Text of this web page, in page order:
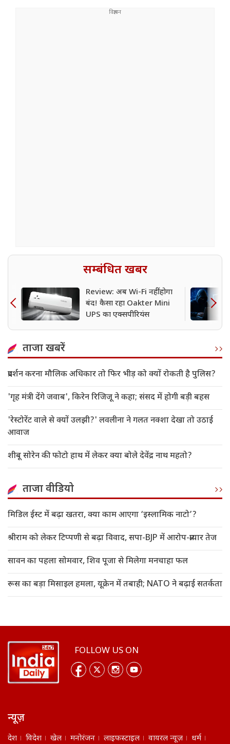
सम्बंधित खबर
Review: अब Wi-Fi नहीं होगा
बंद! कैसा रहा Oakter Mini
UPS का एक्सपीरियंस
ताजा खबरें
प्रदर्शन करना मौलिक अधिकार तो फिर भीड़ को क्यों रोकती है पुलिस?
'गृह मंत्री देंगे जवाब', किरेन रिजिजू ने कहा; संसद में होगी बड़ी बहस
'रेस्टोरेंट वाले से क्यों उलझी?' लवलीना ने गलत नक्शा देखा तो उठाई
आवाज
शीबू सोरेन की फोटो हाथ में लेकर क्या बोले देवेंद्र नाथ महतो?
ताजा वीडियो
मिडिल ईस्ट में बढ़ा खतरा, क्या काम आएगा ‘इस्लामिक नाटो’?
श्रीराम को लेकर टिप्पणी से बढ़ा विवाद, सपा-BJP में आरोप-प्रत्यार तेज
सावन का पहला सोमवार, शिव पूजा से मिलेगा मनचाहा फल
रूस का बड़ा मिसाइल हमला, यूक्रेन में तबाही; NATO ने बढ़ाई सतर्कता
FOLLOW US ON
न्यूज़
देश विदेश खेल मनोरंजन लाइफस्टाइल वायरल न्यूज़ धर्म